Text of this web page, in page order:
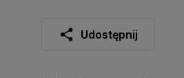
Udostępnij